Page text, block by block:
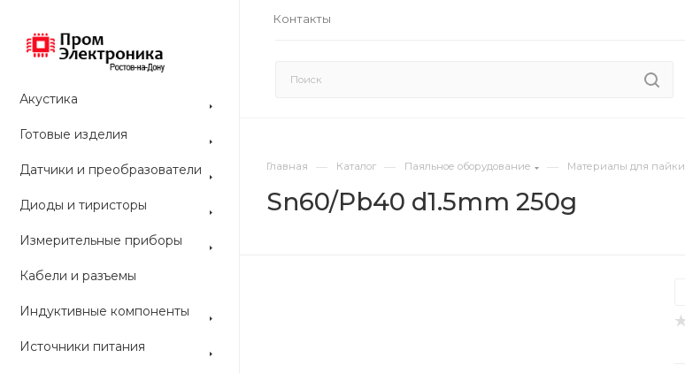
Контакты
Акустика
Готовые изделия
Датчики и преобразователи
Диоды и тиристоры
Измерительные приборы
Кабели и разъемы
Индуктивные компоненты
Источники питания
Главная — Каталог — Паяльное оборудование — Материалы для пайки
Sn60/Pb40 d1.5mm 250g